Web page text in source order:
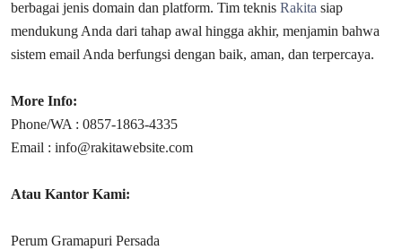
berbagai jenis domain dan platform. Tim teknis Rakita siap
mendukung Anda dari tahap awal hingga akhir, menjamin bahwa
sistem email Anda berfungsi dengan baik, aman, dan terpercaya.
More Info:
Phone/WA : 0857-1863-4335
Email : info@rakitawebsite.com
Atau Kantor Kami:
Perum Gramapuri Persada